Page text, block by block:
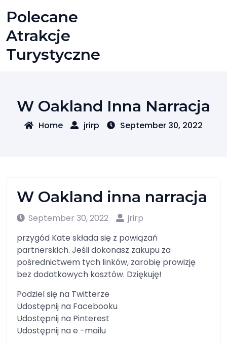
content
Polecane
Atrakcje
Turystyczne
W Oakland Inna Narracja
Home jrirp September 30, 2022
W Oakland inna narracja
September 30, 2022
jrirp
przygód Kate składa się z powiązań
partnerskich. Jeśli dokonasz zakupu za
pośrednictwem tych linków, zarobię prowizję
bez dodatkowych kosztów. Dziękuję!
Podziel się na Twitterze
Udostępnij na Facebooku
Udostępnij na Pinterest
Udostępnij na e -mailu